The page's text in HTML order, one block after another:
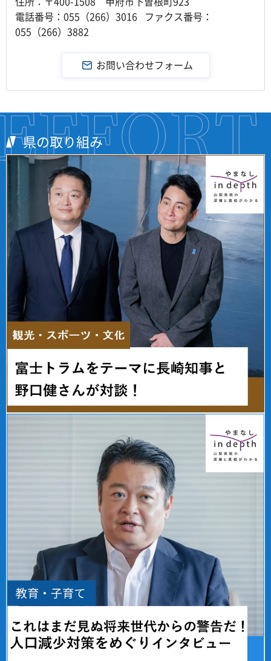
電話番号：055（266）3016 ファクス番号：
055（266）3882
県の取り組み